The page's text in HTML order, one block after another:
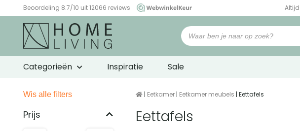
Beoordeling 8.7/10 uit 12066 reviews
WebwinkelKeur
Categorieën Inspiratie Sale
| Eetkamer | Eetkamer meubels | Eettafels
Eettafels
Wis alle filters
Prijs